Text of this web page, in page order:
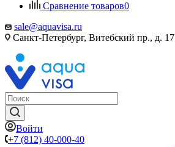
Сравнение товаров0
sale@aquavisa.ru
Санкт-Петербург, Витебский пр., д. 17
Войти
+7 (812) 40-000-40